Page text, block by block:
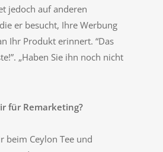
jedoch auf anderen
er besucht, Ihre Werbung
Ihr Produkt erinnert. “Das
„Haben Sie ihn noch nicht
für Remarketing?
beim Ceylon Tee und